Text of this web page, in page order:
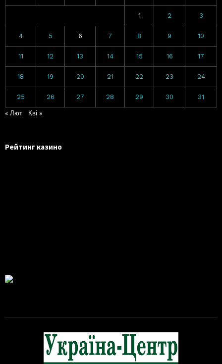
1 2 3
4 5 6 7 8 9 10
11 12 13 14 15 16 17
18 19 20 21 22 23 24
25 26 27 28 29 30 31
« Лют Кві »
Рейтинг казино